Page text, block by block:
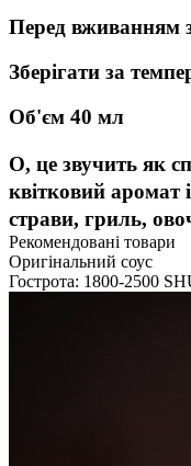
Перед вживанням
Зберігати за
Об'єм 40 мл
О, це звучить як
квітковий аромат
страви, гриль,
Рекомендовані товари
Оригінальний соус
Гострота: 1800-2500